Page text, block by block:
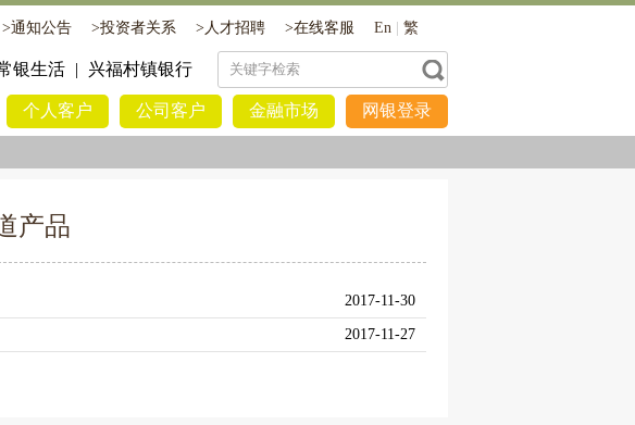
>通知公告 >投资者关系 > 人才招聘 >在线客服 En 繁
银生活 | 兴福村镇银行
个人客户 公司客户 金融市场 网银登录
产品
2017-11-30
2017-11-27